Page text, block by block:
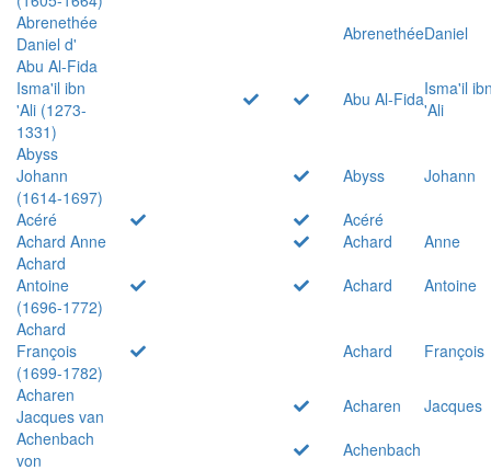
Abrenethée
Daniel d'
AbrenethéeDaniel
Abu Al-Fida
Isma'il ibn
'Ali (1273-
1331)
Abu Al-FidaIsma'il
'Ali
Abyss
Johann
(1614-1697)
Abyss
Johann
Acéré
Acéré
Achard Anne
Achard
Anne
Achard
Antoine
(1696-1772)
Achard
Antoine
Achard
François
(1699-1782)
Achard
François
Acharen
Jacques van
Acharen
Jacques
Achenbach
von
Achenbach